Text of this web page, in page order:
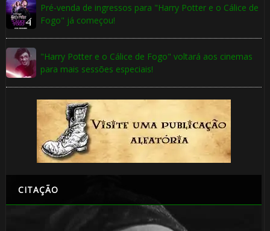
Pré-venda de ingressos para "Harry Potter e o Cálice de
Fogo" já começou!
"Harry Potter e o Cálice de Fogo" voltará aos cinemas
para mais sessões especiais!
CITAÇÃO